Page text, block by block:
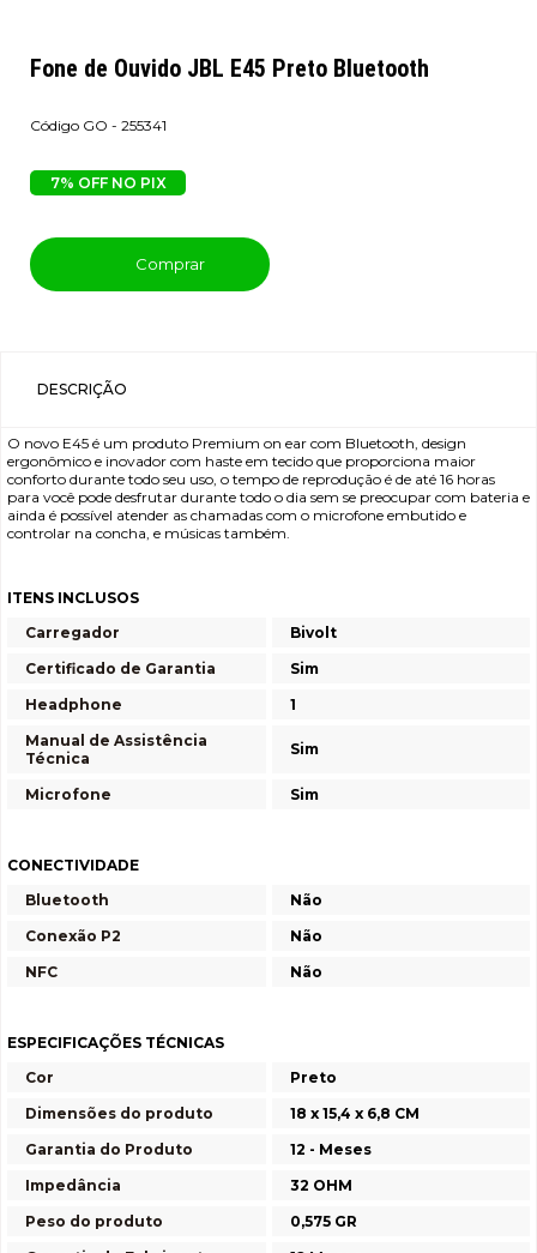
Fone de Ouvido JBL E45 Preto Bluetooth
GO - 255341
7% OFF NO PIX
Comprar
DESCRIÇÃO
O novo E45 é um produto Premium on ear com Bluetooth, design
ergonômico e inovador com haste em tecido que proporciona maior
conforto durante todo seu uso, o tempo de reprodução é de até 16 horas
para você pode desfrutar durante todo o dia sem se preocupar com bateria e
ainda é possível atender as chamadas com o microfone embutido e
controlar na concha, e músicas também.
ITENS INCLUSOS
Carregador
Bivolt
Certificado de Garantia
Sim
Headphone
1
Manual de Assistência
Técnica
Sim
Microfone Sim
CONECTIVIDADE
Bluetooth
Não
Conexão P2
Não
NFC
Não
ESPECIFICAÇÕES TÉCNICAS
Cor
Preto
Dimensões do produto
18 x 15,4 x 6,8 CM
Garantia do Produto
12 - Meses
Impedância
32 OHM
Peso do produto
0,575 GR